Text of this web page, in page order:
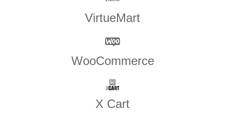
VirtueMart
WooCommerce
X Cart